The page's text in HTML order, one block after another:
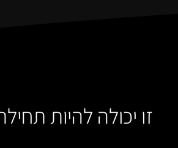
זו יכולה להיות